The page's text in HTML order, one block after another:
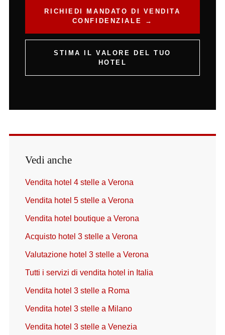
RICHIEDI MANDATO DI VENDITA
CONFIDENZIALE →
STIMA IL VALORE DEL TUO
HOTEL
Vedi anche
Vendita hotel 4 stelle a Verona
Vendita hotel 5 stelle a Verona
Vendita hotel boutique a Verona
Acquisto hotel 3 stelle a Verona
Valutazione hotel 3 stelle a Verona
Tutti i servizi di vendita hotel in Italia
Vendita hotel 3 stelle a Roma
Vendita hotel 3 stelle a Milano
Vendita hotel 3 stelle a Venezia